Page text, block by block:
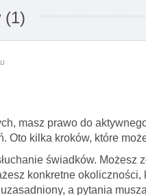
(1)
masz prawo do
Oto kilka kroków, które
świadków. Możesz
konkretne
a pytania